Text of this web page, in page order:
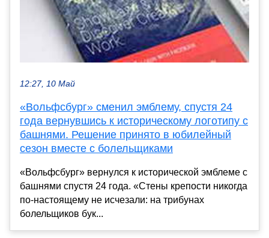
12:27, 10 Май
«Вольфсбург» cменил эмблему, спустя 24
года вернувшись к историческому логотипу с
башнями. Решение принято в юбилейный
сезон вместе с болельщиками
«Вольфсбург» вернулся к исторической эмблеме с
башнями спустя 24 года. «Стены крепости никогда
по-настоящему не исчезали: на трибунах
болельщиков бук...